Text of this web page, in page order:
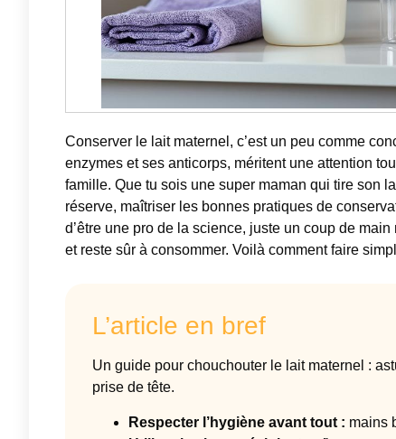
Conserver le lait maternel, c’est un peu comme
enzymes et ses anticorps, méritent une attention
famille. Que tu sois une super maman qui tire son
réserve, maîtriser les bonnes pratiques de
d’être une pro de la science, juste un coup de
et reste sûr à consommer. Voilà comment faire
L’article en bref
Un guide pour chouchouter le lait maternel :
prise de tête.
Respecter l’hygiène avant tout : mains